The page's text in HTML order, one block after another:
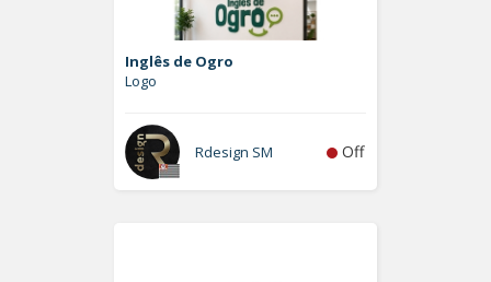
Inglês de Ogro
Logo
Rdesign SM Off